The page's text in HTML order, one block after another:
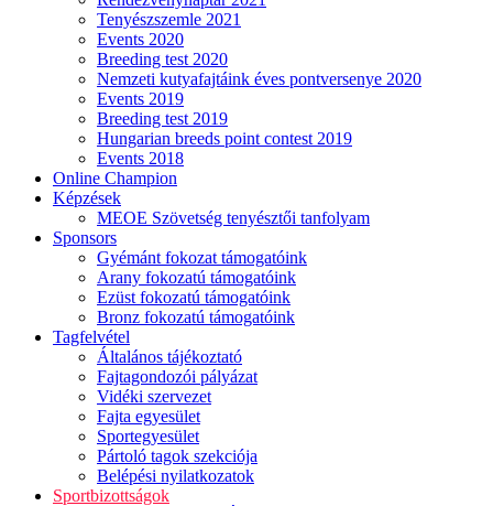
Tenyészszemle 2021
Events 2020
Breeding test 2020
Nemzeti kutyafajtáink éves pontversenye 2020
Events 2019
Breeding test 2019
Hungarian breeds point contest 2019
Events 2018
Online Champion
Képzések
MEOE Szövetség tenyésztői tanfolyam
Sponsors
Gyémánt fokozat támogatóink
Arany fokozatú támogatóink
Ezüst fokozatú támogatóink
Bronz fokozatú támogatóink
Tagfelvétel
Általános tájékoztató
Fajtagondozói pályázat
Vidéki szervezet
Fajta egyesület
Sportegyesület
Pártoló tagok szekciója
Belépési nyilatkozatok
Sportbizottságok